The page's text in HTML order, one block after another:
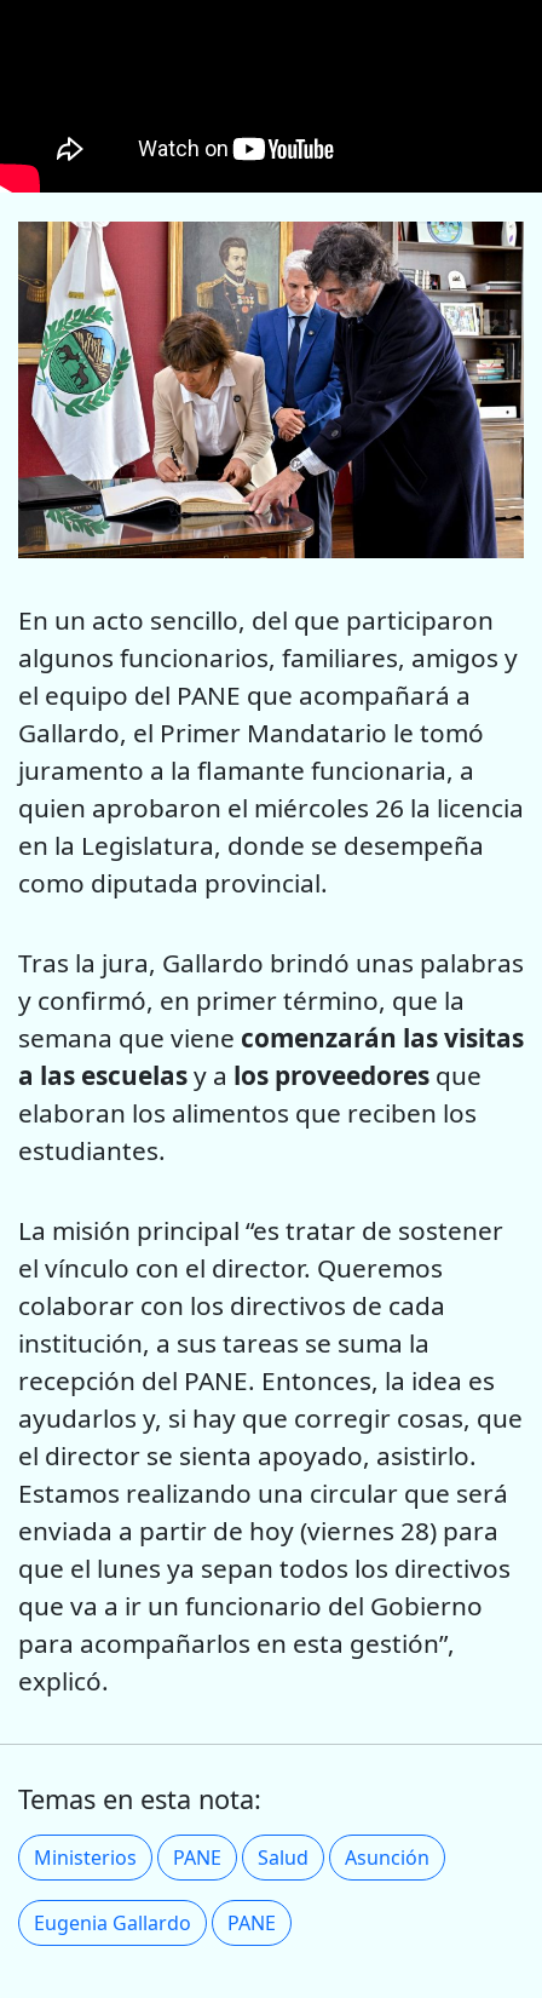
En un acto sencillo, del que participaron
algunos funcionarios, familiares, amigos y
el equipo del PANE que acompañará a
Gallardo, el Primer Mandatario le tomó
juramento a la flamante funcionaria, a
quien aprobaron el miércoles 26 la licencia
en la Legislatura, donde se desempeña
como diputada provincial.
Tras la jura, Gallardo brindó unas palabras
y confirmó, en primer término, que la
semana que viene comenzarán las visitas
a las escuelasy a los proveedores que
elaboran los alimentos que reciben los
estudiantes.
La misión principal “es tratar de sostener
el vínculo con el director. Queremos
colaborar con los directivos de cada
institución, a sus tareas se suma la
recepción del PANE. Entonces, la idea es
ayudarlos y, si hay que corregir cosas, que
el director se sienta apoyado, asistirlo.
Estamos realizando una circular que será
enviada a partir de hoy (viernes 28) para
que el lunes ya sepan todos los directivos
que va a ir un funcionario del Gobierno
para acompañarlos en esta gestión”,
explicó.
Temas en esta nota:
Ministerios PANE Salud Asunción
Eugenia Gallardo PANE